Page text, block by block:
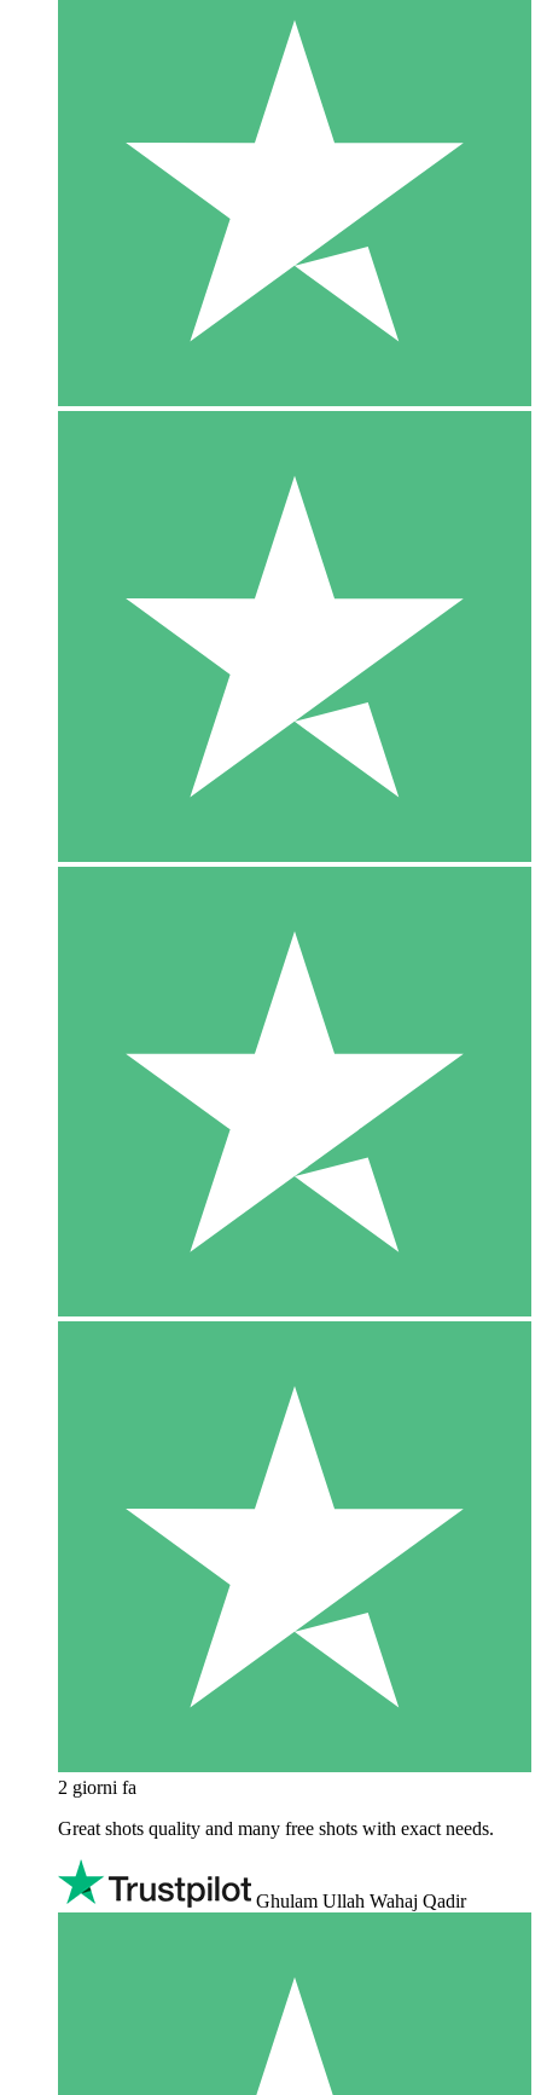
2 giorni fa
Great shots quality and many free shots with exact needs.
Ghulam Ullah Wahaj Qadir